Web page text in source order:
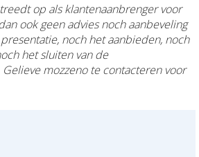
op als klantenaanbrenger voor
ook geen advies noch aanbeveling
noch het aanbieden, noch
het sluiten van de
mozzeno te contacteren voor